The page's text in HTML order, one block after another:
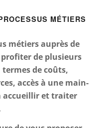
MÉTIERS
métiers auprès de
de plusieurs
de coûts,
accès à une main-
accueillir et traiter